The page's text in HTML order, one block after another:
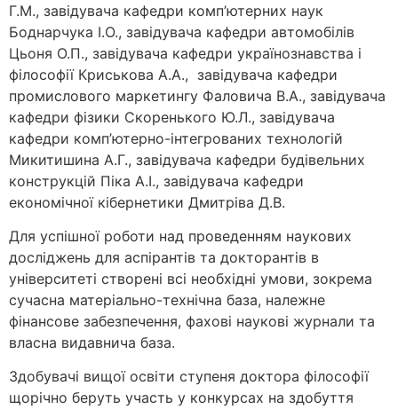
Г.М., завідувача кафедри комп’ютерних наук
Боднарчука І.О., завідувача кафедри автомобілів
Цьоня О.П., завідувача кафедри українознавства і
філософії Криськова А.А., завідувача кафедри
промислового маркетингу Фаловича В.А., завідувача
кафедри фізики Скоренького Ю.Л., завідувача
кафедри комп’ютерно-інтегрованих технологій
Микитишина А.Г., завідувача кафедри будівельних
конструкцій Піка А.І., завідувача кафедри
економічної кібернетики Дмитріва Д.В.
Для успішної роботи над проведенням наукових
досліджень для аспірантів та докторантів в
університеті створені всі необхідні умови, зокрема
сучасна матеріально-технічна база, належне
фінансове забезпечення, фахові наукові журнали та
власна видавнича база.
Здобувачі вищої освіти ступеня доктора філософії
щорічно беруть участь у конкурсах на здобуття